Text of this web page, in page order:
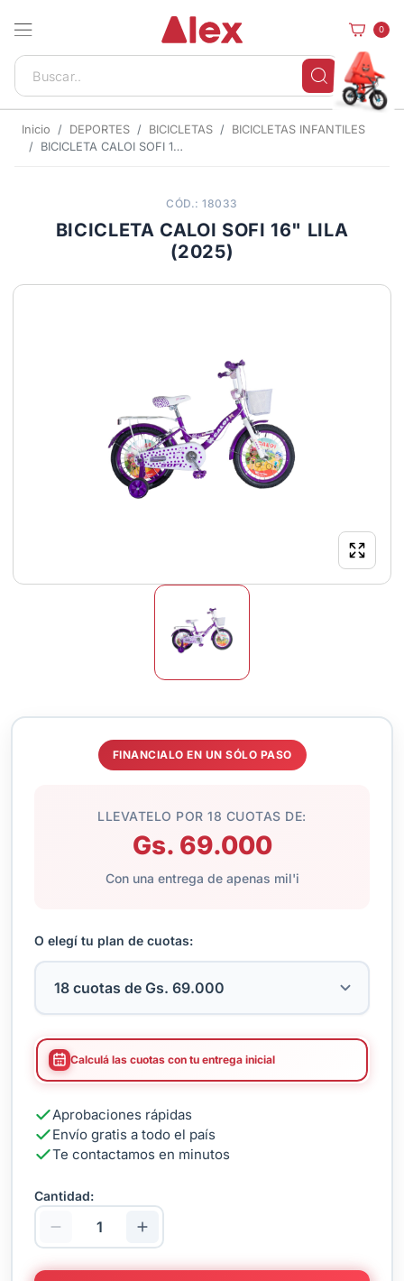
0
Inicio DEPORTES BICICLETAS
BICICLETAS INFANTILES
BICICLETA CALOI SOFI 16" LILA (2025)
CÓD.: 18033
BICICLETA CALOI SOFI 16" LILA
(2025)
FINANCIALO EN UN SÓLO PASO
LLEVATELO POR 18 CUOTAS DE:
Gs. 69.000
Con una entrega de apenas mil'i
O elegí tu plan de cuotas:
Calculá las cuotas con tu entrega inicial
Aprobaciones rápidas
Envío gratis a todo el país
Te contactamos en minutos
Cantidad: